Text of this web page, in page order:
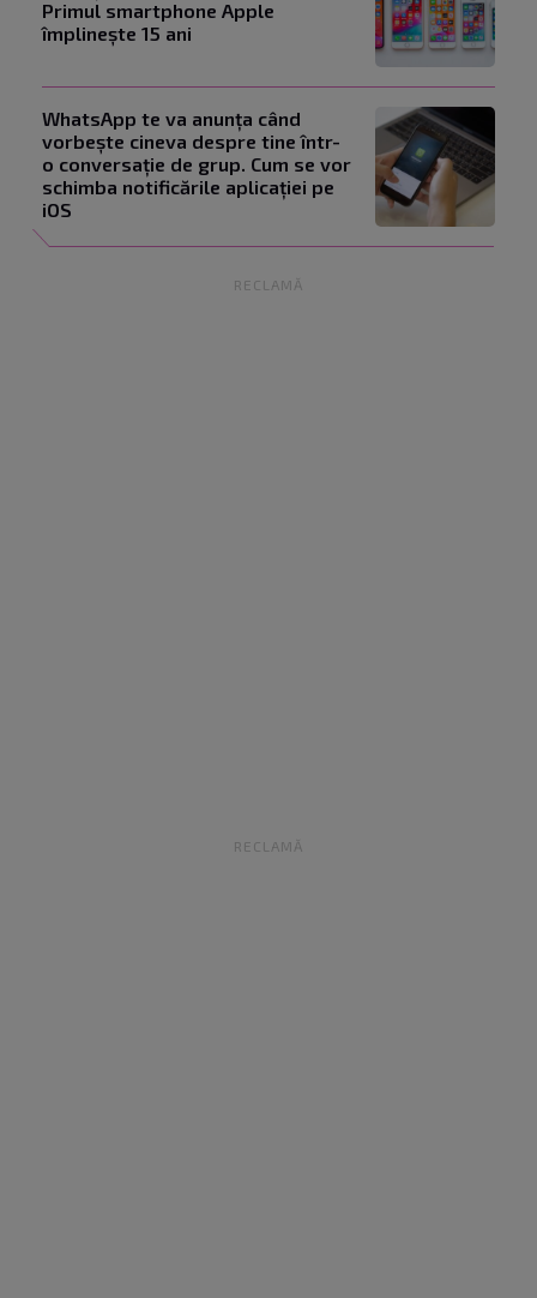
Primul smartphone Apple
împlinește 15 ani
WhatsApp te va anunța când
vorbește cineva despre tine într-
o conversație de grup. Cum se vor
schimba notificările aplicației pe
iOS
RECLAMĂ
RECLAMĂ